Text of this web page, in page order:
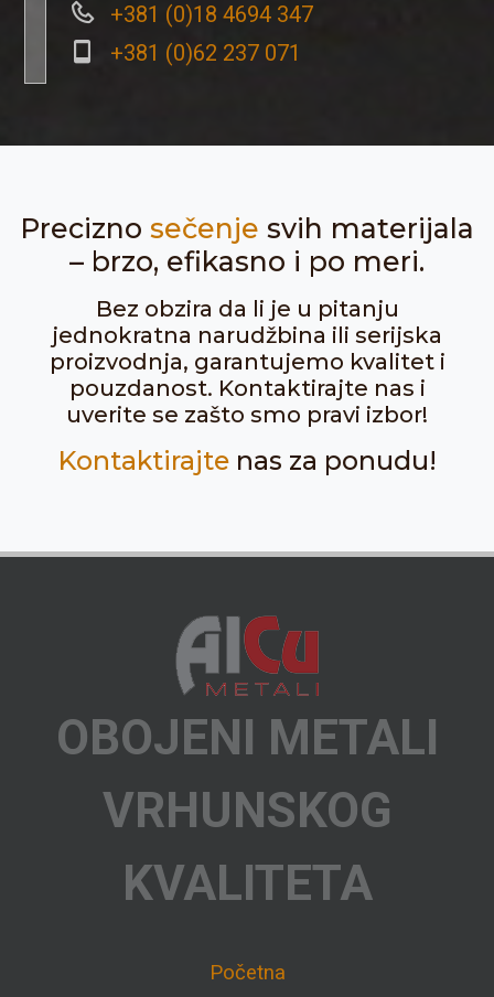
+381 (0)18 4694 347
+381 (0)62 237 071
Precizno sečenje svih materijala
– brzo, efikasno i po meri.
Bez obzira da li je u pitanju
jednokratna narudžbina ili serijska
proizvodnja, garantujemo kvalitet i
pouzdanost. Kontaktirajte nas i
uverite se zašto smo pravi izbor!
Kontaktirajtenas za ponudu!
OBOJENI METALI
VRHUNSKOG
KVALITETA
Početna